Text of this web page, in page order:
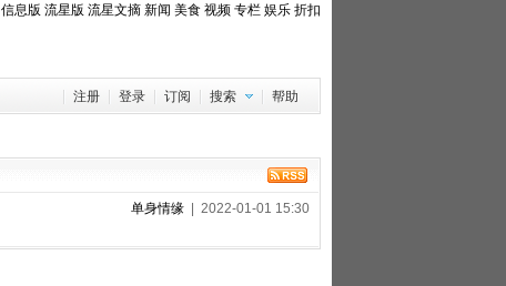
信息版 流星版 流星文摘 新闻 美食 视频 专栏 娱乐 折扣
注册 登录 订阅 搜索 帮助
单身情缘| 2022-01-01 15:30